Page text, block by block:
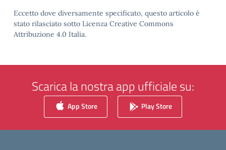
Eccetto dove diversamente specificato, questo articolo è
stato rilasciato sotto Licenza Creative Commons
Attribuzione 4.0 Italia.
Scarica la nostra app ufficiale su:
App Store Play Store